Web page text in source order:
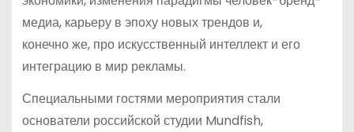
медиа, карьеру в эпоху новых трендов и,
конечно же, про искусственный интеллект и его
интеграцию в мир рекламы.
Специальными гостями мероприятия стали
основатели российской студии Mundfish,